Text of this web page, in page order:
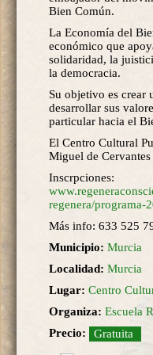
Bien Común.
La Economía del
económico que
solidaridad, la
la democracia.
Su objetivo es crear
desarrollar sus
particular hacia el
El Centro Cultural
Miguel de Cervantes
Inscrpciones:
regenera/programa-
Más info: 633 525
Municipio: Murcia
Localidad: Murcia
Lugar: Centro
Organiza: Escuela
Precio:
Gratuita